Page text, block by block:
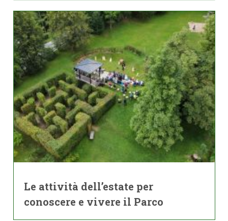
Le attività dell’estate per
conoscere e vivere il Parco